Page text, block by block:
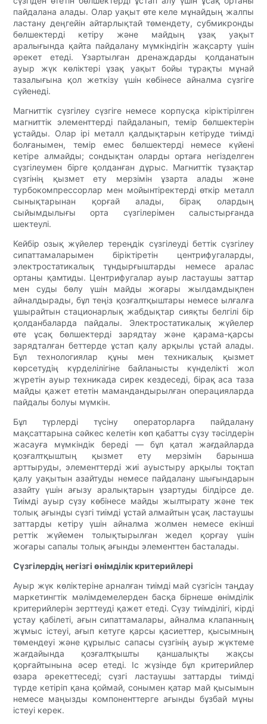
пайдалана алады. Олар уақыт өте келе мұнайдың жалпы
ластану деңгейін айтарлықтай төмендету, субмикронды
бөлшектерді кетіру және майдың ұзақ уақыт
аралығында қайта пайдалану мүмкіндігін жақсарту үшін
әрекет етеді. Ұзартылған дренаждарды қолданатын
ауыр жүк көліктері ұзақ уақыт бойы тұрақты мұнай
тазалығына қол жеткізу үшін көбінесе айналма сүзгіге
сүйенеді.
Магниттік сүзгілеу сүзгіге немесе корпусқа кіріктірілген
магниттік элементтерді пайдаланып, темір бөлшектерін
ұстайды. Олар ірі металл қалдықтарын кетіруде тиімді
болғанымен, темір емес бөлшектерді немесе күйені
кетіре алмайды; сондықтан оларды ортаға негізделген
сүзгілеумен бірге қолданған дұрыс. Магниттік тұзақтар
сүзгінің қызмет ету мерзімін ұзарта алады және
турбокомпрессорлар мен мойынтіректерді өткір металл
сынықтарынан қорғай алады, бірақ олардың
сыйымдылығы орта сүзгілерімен салыстырғанда
шектеулі.
Кейбір озық жүйелер тереңдік сүзгілеуді беттік сүзгілеу
сипаттамаларымен біріктіретін центрифугаларды,
электростатикалық тұндырғыштарды немесе аралас
ортаны қамтиды. Центрифугалар ауыр ластаушы заттар
мен суды бөлу үшін майды жоғары жылдамдықпен
айналдырады, бұл теңіз қозғалтқыштары немесе ылғалға
ұшырайтын стационарлық жабдықтар сияқты белгілі бір
қолданбаларда пайдалы. Электростатикалық жүйелер
өте ұсақ бөлшектерді зарядтау және қарама-қарсы
зарядталған беттерде ұстап қалу арқылы ұстай алады.
Бұл технологиялар құны мен техникалық қызмет
көрсетудің күрделілігіне байланысты күнделікті жол
жүретін ауыр техникада сирек кездеседі, бірақ аса таза
майды қажет ететін мамандандырылған операцияларда
пайдалы болуы мүмкін.
Бұл түрлерді түсіну операторларға пайдалану
мақсаттарына сәйкес келетін көп қабатты сүзу тәсілдерін
жасауға мүмкіндік береді — бұл қатал жағдайларда
қозғалтқыштың қызмет ету мерзімін барынша
арттыруды, элементтерді жиі ауыстыру арқылы тоқтап
қалу уақытын азайтуды немесе пайдалану шығындарын
азайту үшін ағызу аралықтарын ұзартуды білдірсе де.
Тиімді ауыр сүзу көбінесе майды жылтырату және тек
толық ағынды сүзгі тиімді ұстай алмайтын ұсақ ластаушы
заттарды кетіру үшін айналма жолмен немесе екінші
реттік жүйемен толықтырылған жедел қорғау үшін
жоғары сапалы толық ағынды элементтен басталады.
Сүзгілердің негізгі өнімділік критерийлері
Ауыр жүк көліктеріне арналған тиімді май сүзгісін таңдау
маркетингтік мәлімдемелерден басқа бірнеше өнімділік
критерийлерін зерттеуді қажет етеді. Сүзу тиімділігі, кірді
ұстау қабілеті, ағын сипаттамалары, айналма клапанның
жұмыс істеуі, ағып кетуге қарсы қасиеттер, қысымның
төмендеуі және құрылыс сапасы сүзгінің ауыр жүктеме
жағдайында қозғалтқышты қаншалықты жақсы
қорғайтынына әсер етеді. Іс жүзінде бұл критерийлер
өзара әрекеттеседі; сүзгі ластаушы заттарды тиімді
түрде кетіріп қана қоймай, сонымен қатар май қысымын
немесе маңызды компоненттерге ағынды бұзбай мұны
істеуі керек.